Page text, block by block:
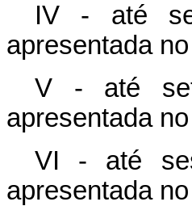
IV - até
apresentada
V - até
apresentada
VI - até
apresentada